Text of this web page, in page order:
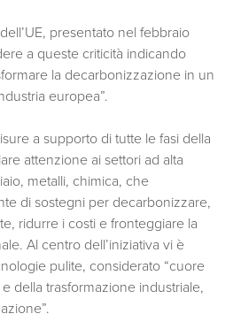
dell’UE, presentato nel febbraio
a queste criticità indicando
la decarbonizzazione in un
europea”.
a supporto di tutte le fasi della
attenzione ai settori ad alta
metalli, chimica, che
di sostegni per decarbonizzare,
ridurre i costi e fronteggiare la
Al centro dell’iniziativa vi è
pulite, considerato “cuore
della trasformazione industriale,